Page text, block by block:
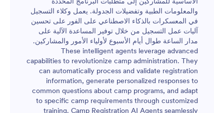
والمعلومات الطبية وتفضيلات الجدولة. يعمل وكلاء التسجيل
في المعسكرات بالذكاء الاصطناعي على الفور على تحسين
آليات عمل التسجيل من خلال توفير المساعدة الآلية على
مدار الساعة طوال أيام الأسبوع لأولياء الأمور والمشاركين.
These intelligent agents leverage advanced
capabilities to revolutionize camp administration. They
can automatically process and validate registration
information, generate personalized responses to
common questions about camp programs, and adapt
to specific camp requirements through customized
training. Camp Registration AI Agents seamlessly